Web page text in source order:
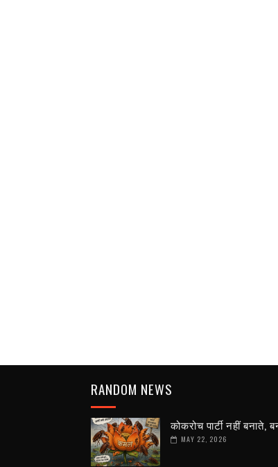
RANDOM NEWS
कोकरोच पार्टी नहीं बनाते,
MAY 22, 2026